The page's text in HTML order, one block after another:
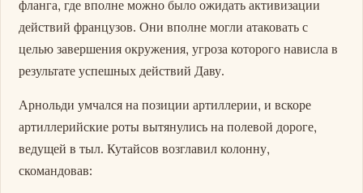
фланга, где вполне можно было ожидать активизации
действий французов. Они вполне могли атаковать с
целью завершения окружения, угроза которого нависла в
результате успешных действий Даву.
Арнольди умчался на позиции артиллерии, и вскоре
артиллерийские роты вытянулись на полевой дороге,
ведущей в тыл. Кутайсов возглавил колонну,
скомандовав: